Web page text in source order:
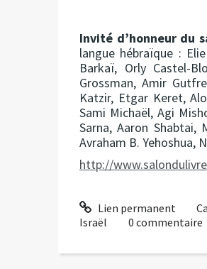
Invité d’honneur du
langue hébraïque :
Barkaï, Orly Castel-
Grossman, Amir
Katzir, Etgar Keret,
Sami Michaël, Agi
Sarna, Aaron Shabtai,
Avraham B. Yehoshua,
http://
Lien permanent
Israël
0 commentaire